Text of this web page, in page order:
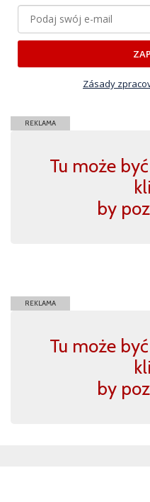
Zásady
REKLAMA
Tu może
by
REKLAMA
Tu może
by